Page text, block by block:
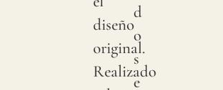
diseño
original.
Realizado
d
o
s
e